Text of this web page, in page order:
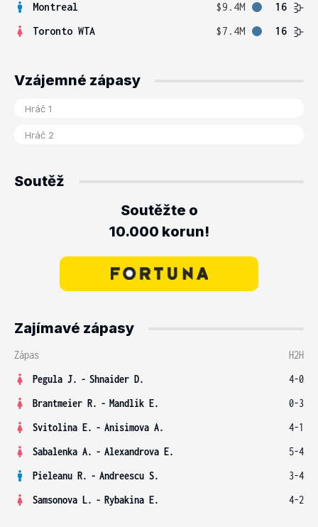
Montreal $9.4M
16
Toronto WTA
$7.4M 16
Vzájemné zápasy
Soutěž
Soutěžte o
10.000 korun!
Zajímavé zápasy
Zápas
H2H
Pegula J. - Shnaider D.
4-0
Brantmeier R. - Mandlik E.
0-3
Svitolina E. - Anisimova A.
4-1
Sabalenka A. - Alexandrova E.
5-4
Pieleanu R. - Andreescu S.
3-4
Samsonova L. - Rybakina E. 4-2